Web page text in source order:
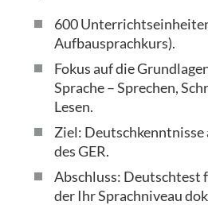
600
Aufbausprachkurs).
Fokus auf die
Sprache – Sprechen,
Lesen.
Ziel: Deutschkenntnisse
des GER.
Abschluss: Deutschtest
der Ihr Sprachniveau